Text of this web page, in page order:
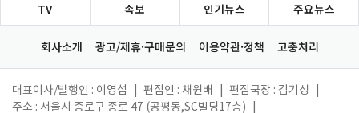
TV 속보 인기뉴스 주요뉴스
회사소개 광고/제휴·구매문의 이용약관·정책 고충처리
대표이사/발행인 : 이영섭 편집인 : 채원배 편집국장 : 김기성
주소 : 서울시 종로구 종로 47 (공평동,SC빌딩17층)